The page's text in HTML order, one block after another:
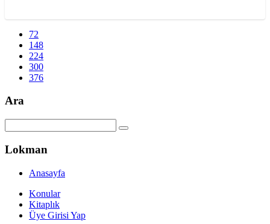
72
148
224
300
376
Ara
Lokman
Anasayfa
Konular
Kitaplık
Üye Girisi Yap